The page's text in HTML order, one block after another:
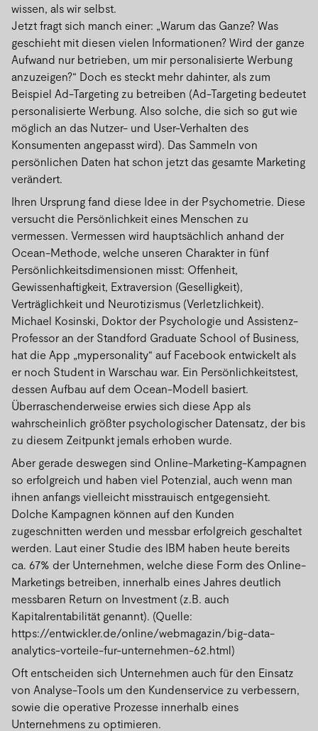
wissen, als wir selbst.
Jetzt fragt sich manch einer: „Warum das Ganze? Was
geschieht mit diesen vielen Informationen? Wird der ganze
Aufwand nur betrieben, um mir personalisierte Werbung
anzuzeigen?“ Doch es steckt mehr dahinter, als zum
Beispiel Ad-Targeting zu betreiben (Ad-Targeting bedeutet
personalisierte Werbung. Also solche, die sich so gut wie
möglich an das Nutzer- und User-Verhalten des
Konsumenten angepasst wird). Das Sammeln von
persönlichen Daten hat schon jetzt das gesamte Marketing
verändert.
Ihren Ursprung fand diese Idee in der Psychometrie. Diese
versucht die Persönlichkeit eines Menschen zu
vermessen. Vermessen wird hauptsächlich anhand der
Ocean-Methode, welche unseren Charakter in fünf
Persönlichkeitsdimensionen misst: Offenheit,
Gewissenhaftigkeit, Extraversion (Geselligkeit),
Verträglichkeit und Neurotizismus (Verletzlichkeit).
Michael Kosinski, Doktor der Psychologie und Assistenz-
Professor an der Standford Graduate School of Business,
hat die App „mypersonality“ auf Facebook entwickelt als
er noch Student in Warschau war. Ein Persönlichkeitstest,
dessen Aufbau auf dem Ocean-Modell basiert.
Überraschenderweise erwies sich diese App als
wahrscheinlich größter psychologischer Datensatz, der bis
zu diesem Zeitpunkt jemals erhoben wurde.
Aber gerade deswegen sind Online-Marketing-Kampagnen
so erfolgreich und haben viel Potenzial, auch wenn man
ihnen anfangs vielleicht misstrauisch entgegensieht.
Dolche Kampagnen können auf den Kunden
zugeschnitten werden und messbar erfolgreich geschaltet
werden. Laut einer Studie des IBM haben heute bereits
ca. 67% der Unternehmen, welche diese Form des Online-
Marketings betreiben, innerhalb eines Jahres deutlich
messbaren Return on Investment (z.B. auch
Kapitalrentabilität genannt). (Quelle:
https://entwickler.de/online/webmagazin/big-data-
analytics-vorteile-fur-unternehmen-62.html)
Oft entscheiden sich Unternehmen auch für den Einsatz
von Analyse-Tools um den Kundenservice zu verbessern,
sowie die operative Prozesse innerhalb eines
Unternehmens zu optimieren.